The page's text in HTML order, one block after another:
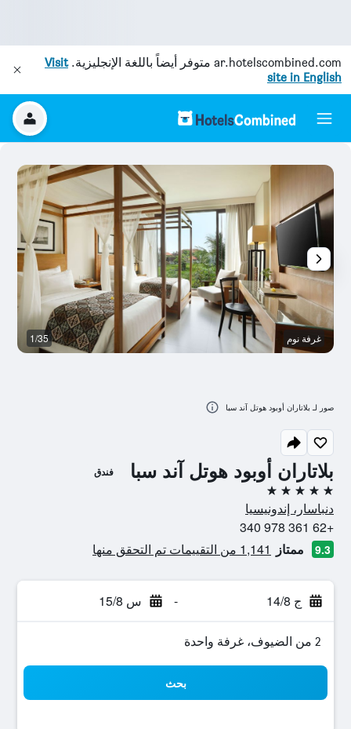
ar.hotelscombined.com متوفر أيضاً باللغة الإنجليزية.Visit
site in English
بلاتاران أوبود هوتل آند سبا فندق
5 نجوم
دنباسار، إندونيسيا
+62 361 978 340
9.3 ممتاز 1,141 من التقييمات تم التحقق منها
ج 14/8 - س 15/8
2 من الضيوف، غرفة واحدة
بحث
غرفة نوم 1/35
صور لـ بلاتاران أوبود هوتل آند سبا